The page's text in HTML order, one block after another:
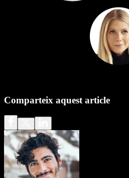
Comparteix aquest article